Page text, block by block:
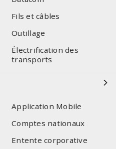
Fils et câbles
Outillage
Électrification des
transports
Application Mobile
Comptes nationaux
Entente corporative